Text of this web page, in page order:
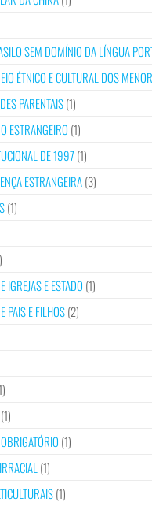
SEM DOMÍNIO DA LÍNGUA
ÉTNICO E CULTURAL DOS
PARENTAIS(1)
ESTRANGEIRO (1)
DE 1997 (1)
ESTRANGEIRA(3)
(1)
IGREJAS E ESTADO (1)
PAIS E FILHOS(2)
(1)
(1)
(1)
(1)